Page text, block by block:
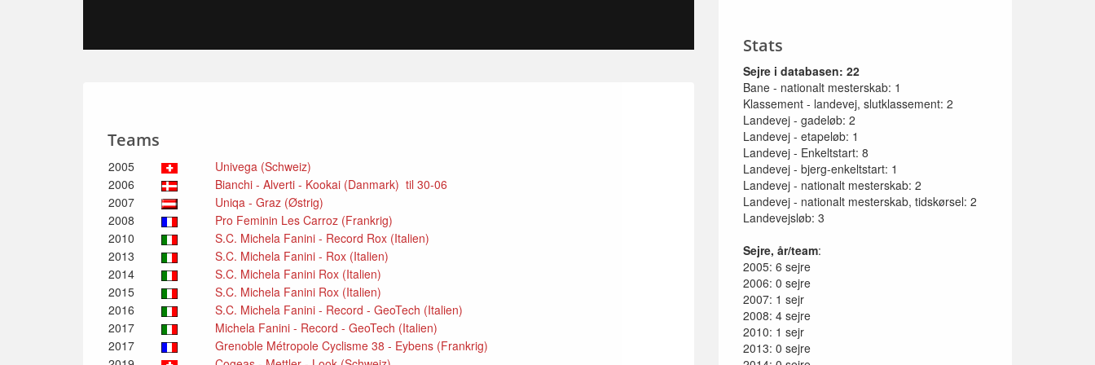
Teams
2005
Univega (Schweiz)
2006
Bianchi - Alverti - Kookai (Danmark) til 30-06
2007
Uniqa - Graz (Østrig)
2008
Pro Feminin Les Carroz (Frankrig)
2010
S.C. Michela Fanini - Record Rox (Italien)
2013
S.C. Michela Fanini - Rox (Italien)
2014
S.C. Michela Fanini Rox (Italien)
2015
S.C. Michela Fanini Rox (Italien)
2016
S.C. Michela Fanini - Record - GeoTech (Italien)
2017
Michela Fanini - Record - GeoTech (Italien)
2017
Grenoble Métropole Cyclisme 38 - Eybens (Frankrig)
Stats
Sejre i databasen: 22
Bane - nationalt mesterskab: 1
Klassement - landevej, slutklassement: 2
Landevej - gadeløb: 2
Landevej - etapeløb: 1
Landevej - Enkeltstart: 8
Landevej - bjerg-enkeltstart: 1
Landevej - nationalt mesterskab: 2
Landevej - nationalt mesterskab, tidskørsel: 2
Landevejsløb: 3
Sejre, år/team:
2005: 6 sejre
2006: 0 sejre
2007: 1 sejr
2008: 4 sejre
2010: 1 sejr
2013: 0 sejre